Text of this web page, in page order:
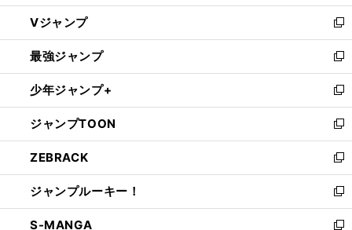
ウ
ィ
ン
ド
ウ
で
開
く
し
い
ウ
ィ
ン
ド
ウ
で
開
く
Vジャンプ
新
し
い
ウ
ィ
ン
ド
ウ
で
開
く
最強ジャンプ
新
し
い
ウ
ィ
ン
ド
ウ
で
開
く
少年ジャンプ+
新
し
い
ウ
ィ
ン
ド
ウ
で
ジャンプTOON
新
し
い
ウ
ィ
ン
ド
ZEBRACK
新
し
い
ウ
ィ
ジャンプルーキー！
新
し
S-MANGA